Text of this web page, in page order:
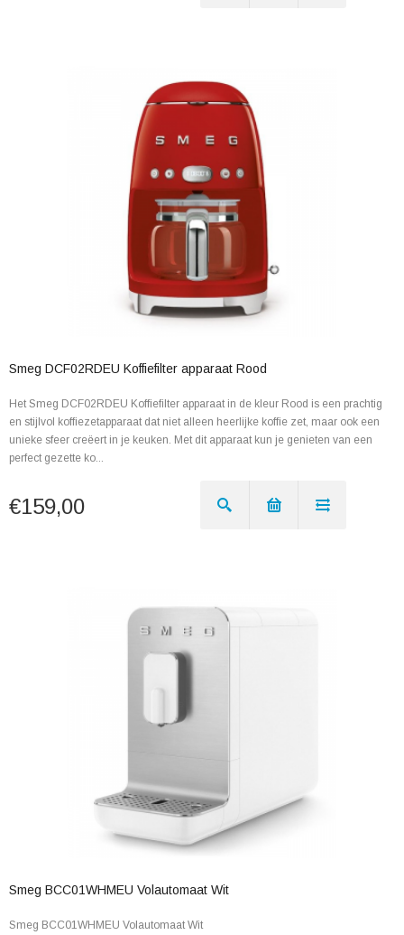
Smeg DCF02RDEU Koffiefilter apparaat Rood
Het Smeg DCF02RDEU Koffiefilter apparaat in de kleur Rood is een prachtig
en stijlvol koffiezetapparaat dat niet alleen heerlijke koffie zet, maar ook een
unieke sfeer creëert in je keuken. Met dit apparaat kun je genieten van een
perfect gezette ko...
€159,00
Smeg BCC01WHMEU Volautomaat Wit
Smeg BCC01WHMEU Volautomaat Wit